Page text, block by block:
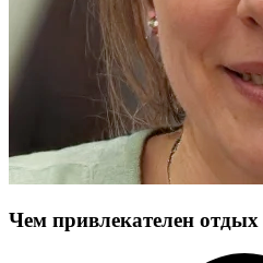
Чем привлекателен